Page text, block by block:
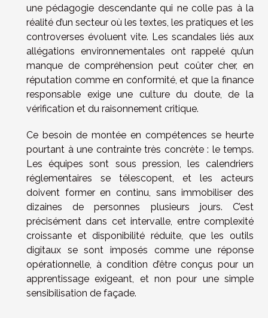
une pédagogie descendante qui ne colle pas à la
réalité d’un secteur où les textes, les pratiques et les
controverses évoluent vite. Les scandales liés aux
allégations environnementales ont rappelé qu’un
manque de compréhension peut coûter cher, en
réputation comme en conformité, et que la finance
responsable exige une culture du doute, de la
vérification et du raisonnement critique.
Ce besoin de montée en compétences se heurte
pourtant à une contrainte très concrète : le temps.
Les équipes sont sous pression, les calendriers
réglementaires se télescopent, et les acteurs
doivent former en continu, sans immobiliser des
dizaines de personnes plusieurs jours. C’est
précisément dans cet intervalle, entre complexité
croissante et disponibilité réduite, que les outils
digitaux se sont imposés comme une réponse
opérationnelle, à condition d’être conçus pour un
apprentissage exigeant, et non pour une simple
sensibilisation de façade.